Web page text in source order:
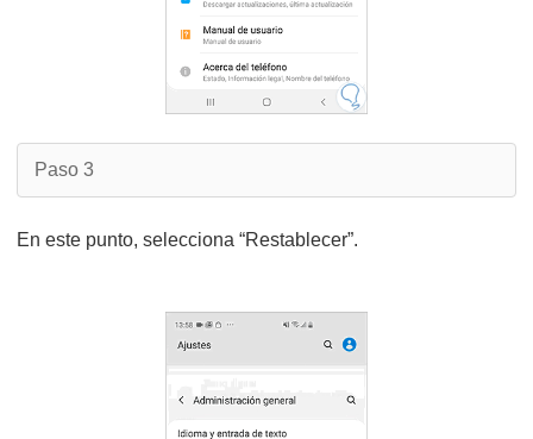
Paso 3
En este punto, selecciona “Restablecer”.